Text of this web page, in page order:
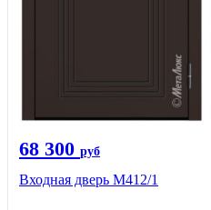
68 300 руб
Входная дверь М412/1